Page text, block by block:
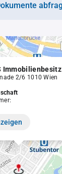
2/6 1010 Wien